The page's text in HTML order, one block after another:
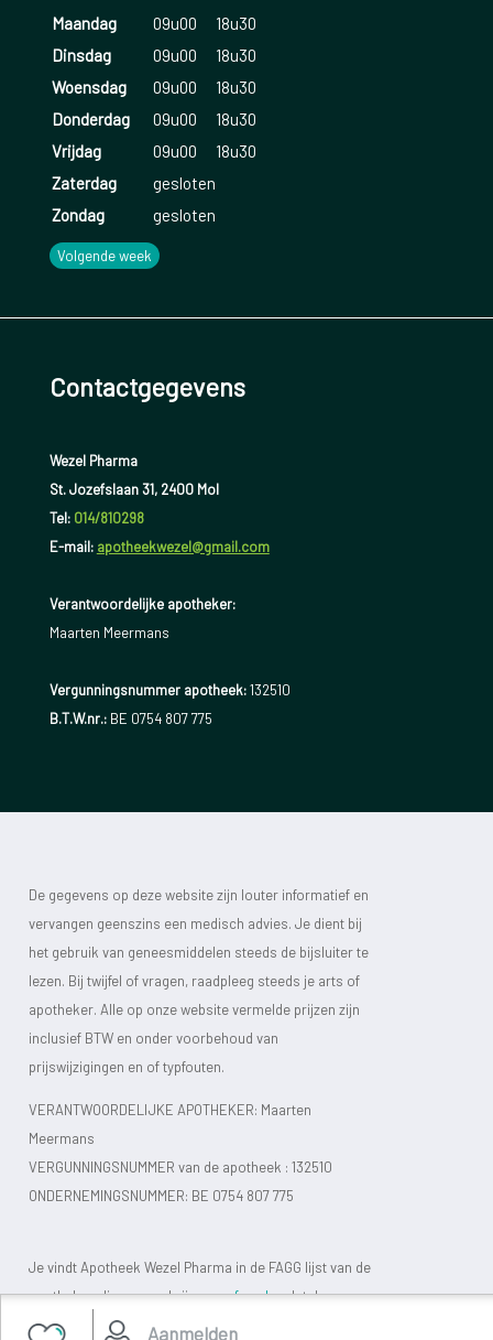
Aanmelden
Maandag 09u00
18u30
Dinsdag
09u00
18u30
Woensdag
09u00
18u30
Donderdag
09u00
18u30
Vrijdag
09u00
18u30
Zaterdag
gesloten
Zondag
gesloten
Volgende week
Contactgegevens
Wezel Pharma
St. Jozefslaan 31, 2400 Mol
Tel: 014/810298
E-mail: apotheekwezel@gmail.com
Verantwoordelijke apotheker:
Maarten Meermans
Vergunningsnummer apotheek:132510
B.T.W.nr.:BE 0754 807 775
De gegevens op deze website zijn louter informatief en
vervangen geenszins een medisch advies. Je dient bij
het gebruik van geneesmiddelen steeds de bijsluiter te
lezen. Bij twijfel of vragen, raadpleeg steeds je arts of
apotheker. Alle op onze website vermelde prijzen zijn
inclusief BTW en onder voorbehoud van
prijswijzigingen en of typfouten.
VERANTWOORDELIJKE APOTHEKER: Maarten
Meermans
VERGUNNINGSNUMMER van de apotheek : 132510
ONDERNEMINGSNUMMER: BE 0754 807 775
Je vindt Apotheek Wezel Pharma in de FAGG lijst van de
apotheken die vergund zijn.www.fagg.be, dat de
wettelijkheid van de Belgische (online) apotheken moet